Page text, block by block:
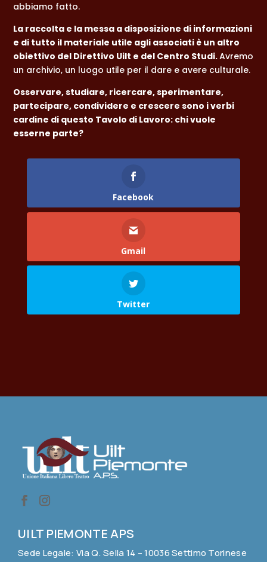
abbiamo fatto.
La raccolta e la messa a disposizione di informazioni
e di tutto il materiale utile agli associati è un altro
obiettivo del Direttivo Uilt e del Centro Studi.Avremo
un archivio, un luogo utile per il dare e avere culturale.
Osservare, studiare, ricercare, sperimentare,
partecipare, condividere e crescere sono i verbi
cardine di questo Tavolo di Lavoro: chi vuole
esserne parte?
Facebook
Gmail
Twitter
UILT PIEMONTE APS
Sede Legale: Via Q. Sella 14 – 10036 Settimo Torinese